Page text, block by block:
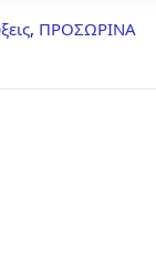
, ΠΡΟΣΩΡΙΝΑ